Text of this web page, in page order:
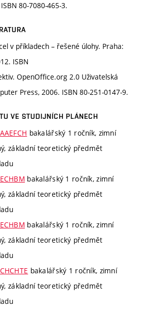
80-7080-465-3.
v příkladech – řešené úlohy. Praha:
ISBN
OpenOffice.org 2.0 Uživatelská
Press, 2006. ISBN 80-251-0147-9.
VE STUDIJNÍCH PLÁNECH
bakalářský 1 ročník, zimní
základní teoretický předmět
bakalářský 1 ročník, zimní
základní teoretický předmět
bakalářský 1 ročník, zimní
základní teoretický předmět
bakalářský 1 ročník, zimní
základní teoretický předmět